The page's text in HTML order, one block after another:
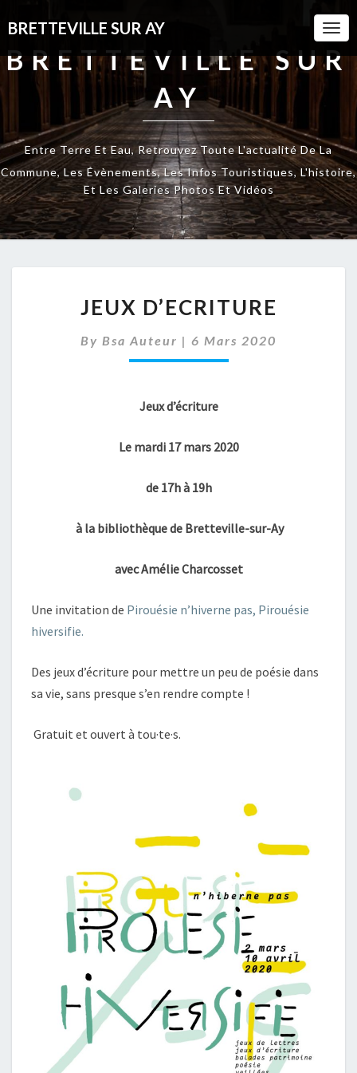
BRETTEVILLE SUR AY
BRETTEVILLE SUR
AY
Entre Terre Et Eau, Retrouvez Toute L'actualité De La
Commune, Les Évènements, Les Infos Touristiques, L'histoire,
Et Les Galeries Photos Et Vidéos
D’ECRITURE
JEUX D’ECRITURE
By Bsa Auteur | 6 Mars 2020
Jeux d’écriture
Le mardi 17 mars 2020
de 17h à 19h
à la bibliothèque de Bretteville-sur-Ay
avec Amélie Charcosset
Une invitation de Pirouésie n’hiverne pas, Pirouésie
hiversifie.
Des jeux d’écriture pour mettre un peu de poésie dans
sa vie, sans presque s’en rendre compte !
Gratuit et ouvert à tou·te·s.